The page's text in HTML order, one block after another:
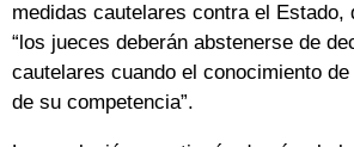
medidas cautelares contra el Estado,
“los jueces deberán abstenerse de
cautelares cuando el conocimiento
de su competencia”.